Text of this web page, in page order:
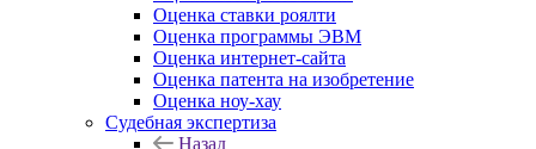
Оценка ставки роялти
Оценка программы ЭВМ
Оценка интернет-сайта
Оценка патента на изобретение
Оценка ноу-хау
Судебная экспертиза
Назад